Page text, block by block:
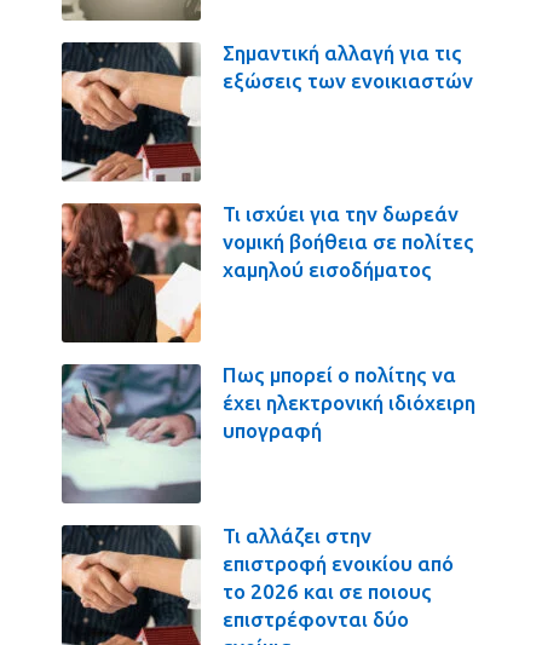
Σημαντική αλλαγή για τις
εξώσεις των ενοικιαστών
Τι ισχύει για την δωρεάν
νομική βοήθεια σε πολίτες
χαμηλού εισοδήματος
Πως μπορεί ο πολίτης να
έχει ηλεκτρονική ιδιόχειρη
υπογραφή
Τι αλλάζει στην
επιστροφή ενοικίου από
το 2026 και σε ποιους
επιστρέφονται δύο